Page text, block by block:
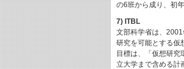
の6班から成り、初
7) ITBL
文部科学省は、
研究を可能とする仮
目標は、「仮想研
立大学まで含める計